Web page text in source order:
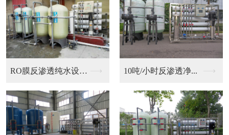
二级反渗透纯化水设备... 10吨/小时反渗透净...